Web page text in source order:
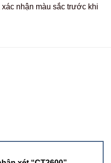
nhận màu sắc trước khi